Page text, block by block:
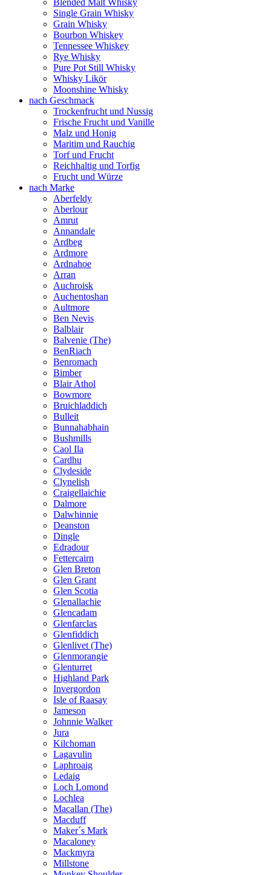
Blended Malt Whisky
Single Grain Whisky
Grain Whisky
Bourbon Whiskey
Tennessee Whiskey
Rye Whisky
Pure Pot Still Whisky
Whisky Likör
Moonshine Whisky
nach Geschmack
Trockenfrucht und Nussig
Frische Frucht und Vanille
Malz und Honig
Maritim und Rauchig
Torf und Frucht
Reichhaltig und Torfig
Frucht und Würze
nach Marke
Aberfeldy
Aberlour
Amrut
Annandale
Ardbeg
Ardmore
Ardnahoe
Arran
Auchroisk
Auchentoshan
Aultmore
Ben Nevis
Balblair
Balvenie (The)
BenRiach
Benromach
Bimber
Blair Athol
Bowmore
Bruichladdich
Bulleit
Bunnahabhain
Bushmills
Caol Ila
Cardhu
Clydeside
Clynelish
Craigellaichie
Dalmore
Dalwhinnie
Deanston
Dingle
Edradour
Fettercairn
Glen Breton
Glen Grant
Glen Scotia
Glenallachie
Glencadam
Glenfarclas
Glenfiddich
Glenlivet (The)
Glenmorangie
Glenturret
Highland Park
Invergordon
Isle of Raasay
Jameson
Johnnie Walker
Jura
Kilchoman
Lagavulin
Laphroaig
Ledaig
Loch Lomond
Lochlea
Macallan (The)
Macduff
Maker´s Mark
Macaloney
Mackmyra
Millstone